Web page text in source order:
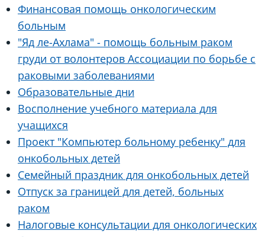
Финансовая помощь онкологическим
больным
"Яд ле-Ахлама" - помощь больным раком
груди от волонтеров Ассоциации по борьбе с
раковыми заболеваниями
Образовательные дни
Восполнение учебного материала для
учащихся
Проект "Компьютер больному ребенку" для
онкобольных детей
Семейный праздник для онкобольных детей
Отпуск за границей для детей, больных
раком
Налоговые консультации для онкологических